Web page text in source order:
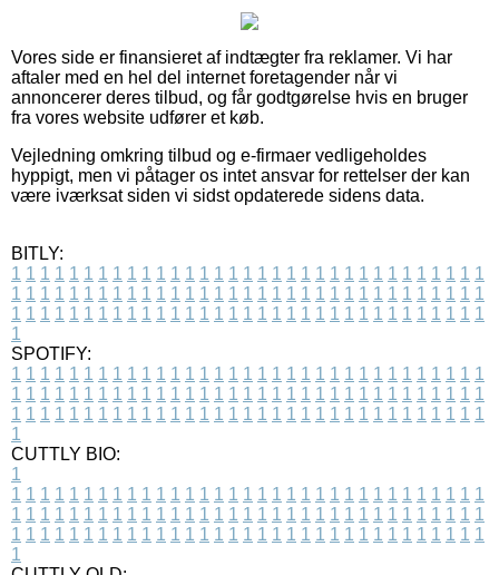
Vores side er finansieret af indtægter fra reklamer. Vi har
aftaler med en hel del internet foretagender når vi
annoncerer deres tilbud, og får godtgørelse hvis en bruger
fra vores website udfører et køb.
Vejledning omkring tilbud og e-firmaer vedligeholdes
hyppigt, men vi påtager os intet ansvar for rettelser der kan
være iværksat siden vi sidst opdaterede sidens data.
BITLY:
1 1 1 1 1 1 1 1 1 1 1 1 1 1 1 1 1 1 1 1 1 1 1 1 1 1 1 1 1 1 1 1 1
1 1 1 1 1 1 1 1 1 1 1 1 1 1 1 1 1 1 1 1 1 1 1 1 1 1 1 1 1 1 1 1 1
1 1 1 1 1 1 1 1 1 1 1 1 1 1 1 1 1 1 1 1 1 1 1 1 1 1 1 1 1 1 1 1 1
1
SPOTIFY:
1 1 1 1 1 1 1 1 1 1 1 1 1 1 1 1 1 1 1 1 1 1 1 1 1 1 1 1 1 1 1 1 1
1 1 1 1 1 1 1 1 1 1 1 1 1 1 1 1 1 1 1 1 1 1 1 1 1 1 1 1 1 1 1 1 1
1 1 1 1 1 1 1 1 1 1 1 1 1 1 1 1 1 1 1 1 1 1 1 1 1 1 1 1 1 1 1 1 1
1
CUTTLY BIO:
1
1 1 1 1 1 1 1 1 1 1 1 1 1 1 1 1 1 1 1 1 1 1 1 1 1 1 1 1 1 1 1 1 1
1 1 1 1 1 1 1 1 1 1 1 1 1 1 1 1 1 1 1 1 1 1 1 1 1 1 1 1 1 1 1 1 1
1 1 1 1 1 1 1 1 1 1 1 1 1 1 1 1 1 1 1 1 1 1 1 1 1 1 1 1 1 1 1 1 1
1